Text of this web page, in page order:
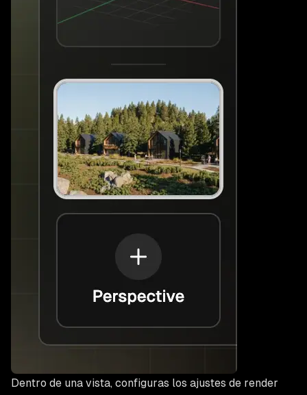
Dentro de una vista, configuras los ajustes de render